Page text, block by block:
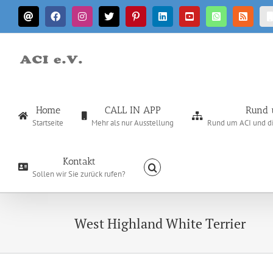
Zum
InhaltE-
Mail
FacebookInstagram
X PinterestLinkedInYouTubeWhatsApp
Rss
Home
Startseite
CALL IN APP
Mehr als nur Ausstellung
Rund
Rund um ACI und
Kontakt
Sollen wir Sie zurück rufen?
West Highland White Terrier